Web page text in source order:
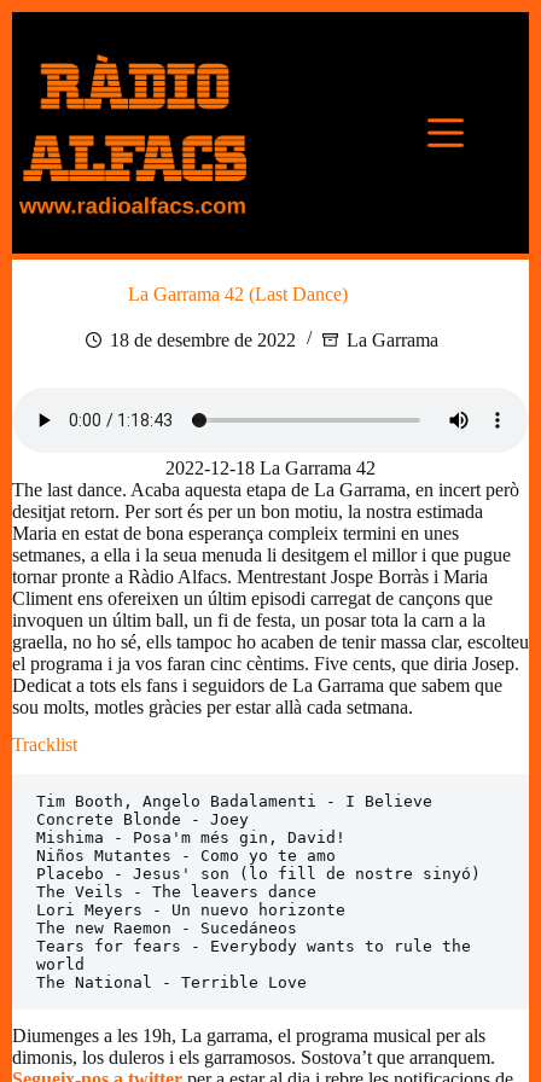
contingut
La Garrama 42 (Last Dance)
18 de desembre de 2022 La Garrama
2022-12-18 La Garrama 42
The last dance. Acaba aquesta etapa de La Garrama, en incert però
desitjat retorn. Per sort és per un bon motiu, la nostra estimada
Maria en estat de bona esperança compleix termini en unes
setmanes, a ella i la seua menuda li desitgem el millor i que pugue
tornar pronte a Ràdio Alfacs. Mentrestant Jospe Borràs i Maria
Climent ens ofereixen un últim episodi carregat de cançons que
invoquen un últim ball, un fi de festa, un posar tota la carn a la
graella, no ho sé, ells tampoc ho acaben de tenir massa clar, escolteu
el programa i ja vos faran cinc cèntims. Five cents, que diria Josep.
Dedicat a tots els fans i seguidors de La Garrama que sabem que
sou molts, motles gràcies per estar allà cada setmana.
Tracklist
Tim Booth, Angelo Badalamenti - I Believe
Concrete Blonde - Joey
Mishima - Posa'm més gin, David!
Niños Mutantes - Como yo te amo
Placebo - Jesus' son (lo fill de nostre sinyó)
The Veils - The leavers dance
Lori Meyers - Un nuevo horizonte
The new Raemon - Sucedáneos
Tears for fears - Everybody wants to rule the
world
The National - Terrible Love
Diumenges a les 19h, La garrama, el programa musical per als
dimonis, los duleros i els garramosos. Sostova’t que arranquem.